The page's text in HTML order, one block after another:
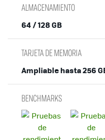
ALMACENAMIENTO
64 / 128 GB
TARJETA DE MEMORIA
Ampliable hasta 256
BENCHMARKS